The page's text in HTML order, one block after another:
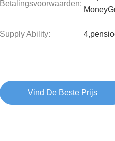
Betalingsvoorwaarden:
Supply Ability:
Vind De Beste Prijs